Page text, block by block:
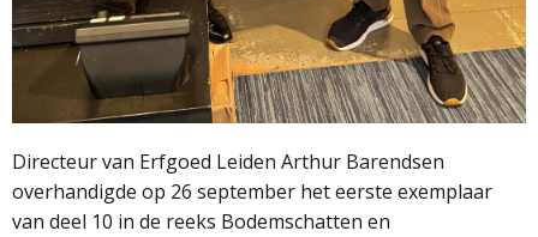
Directeur van Erfgoed Leiden Arthur Barendsen
overhandigde op 26 september het eerste exemplaar
van deel 10 in de reeks Bodemschatten en